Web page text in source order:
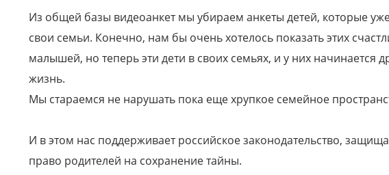
Из общей базы видеоанкет мы убираем анкеты детей, которые
свои семьи. Конечно, нам бы очень хотелось показать этих
малышей, но теперь эти дети в своих семьях, и у них начинается
жизнь.
Мы стараемся не нарушать пока еще хрупкое семейное
И в этом нас поддерживает российское законодательство,
право родителей на сохранение тайны.